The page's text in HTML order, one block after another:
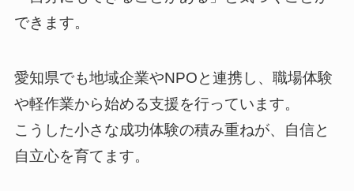
できます。
愛知県でも地域企業やNPOと連携し、職場体験
や軽作業から始める支援を行っています。
こうした小さな成功体験の積み重ねが、自信と
自立心を育てます。